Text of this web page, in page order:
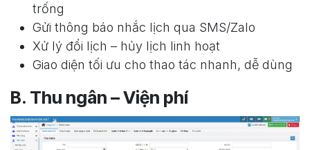
trống
Gửi thông báo nhắc lịch qua SMS/Zalo
Xử lý đổi lịch – hủy lịch linh hoạt
Giao diện tối ưu cho thao tác nhanh, dễ dùng
B. Thu ngân – Viện phí